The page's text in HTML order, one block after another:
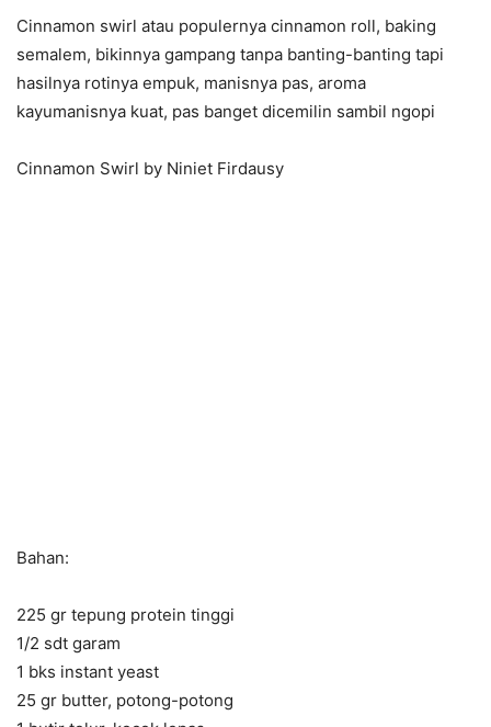
Cinnamon swirl atau populernya cinnamon roll, baking
semalem, bikinnya gampang tanpa banting-banting tapi
hasilnya rotinya empuk, manisnya pas, aroma
kayumanisnya kuat, pas banget dicemilin sambil ngopi
Cinnamon Swirl by Niniet Firdausy
Bahan:
225 gr tepung protein tinggi
1/2 sdt garam
1 bks instant yeast
25 gr butter, potong-potong